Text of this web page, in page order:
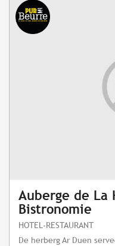
Auberge de La
Bistronomie
HOTEL-RESTAURANT
De herberg Ar Duen